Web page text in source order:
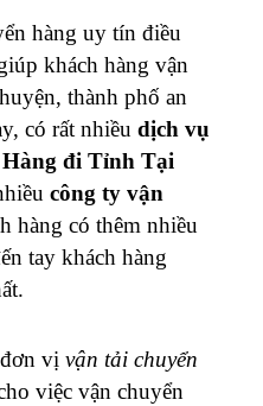
hàng uy tín điều
khách hàng vận
thành phố an
có rất nhiều dịch vụ
đi Tỉnh Tại
công ty vận
hàng có thêm nhiều
tay khách hàng
vị vận tải chuyển
việc vận chuyển